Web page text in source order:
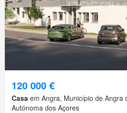
120 000 €
Casa em Angra, Município de Angra
Autónoma dos Açores